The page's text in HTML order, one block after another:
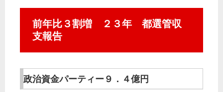
前年比３割増 ２３年 都選管収
支報告
政治資金パーティー９．４億円